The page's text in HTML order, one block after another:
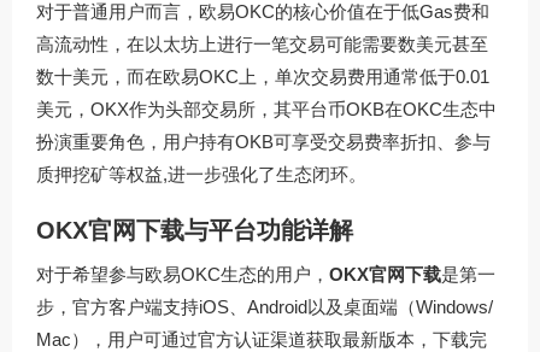
对于普通用户而言，欧易OKC的核心价值在于低Gas费和
高流动性，在以太坊上进行一笔交易可能需要数美元甚至
数十美元，而在欧易OKC上，单次交易费用通常低于0.01
美元，OKX作为头部交易所，其平台币OKB在OKC生态中
扮演重要角色，用户持有OKB可享受交易费率折扣、参与
质押挖矿等权益,进一步强化了生态闭环。
OKX官网下载与平台功能详解
对于希望参与欧易OKC生态的用户， OKX官网下载是第一
步，官方客户端支持iOS、Android以及桌面端（Windows/
Mac），用户可通过官方认证渠道获取最新版本，下载完